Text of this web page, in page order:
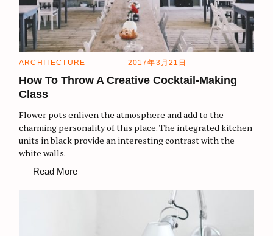
C
T
E
G
I
E
S
ARCHITECTURE 2017年3月21日
How To Throw A Creative Cocktail-Making
Class
Flower pots enliven the atmosphere and add to the
charming personality of this place. The integrated kitchen
units in black provide an interesting contrast with the
white walls.
Read More